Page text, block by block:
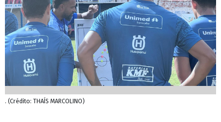
. (Crédito: THAÍS MARCOLINO)